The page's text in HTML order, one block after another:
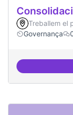
Treballem el
Governança